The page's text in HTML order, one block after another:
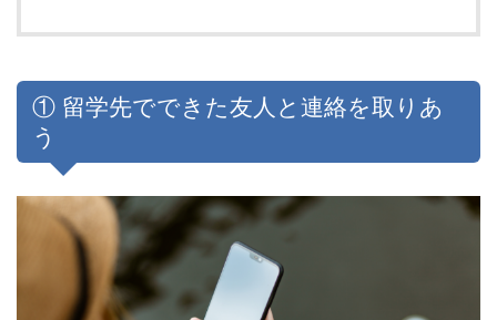
① 留学先でできた友人と連絡を取りあ
う